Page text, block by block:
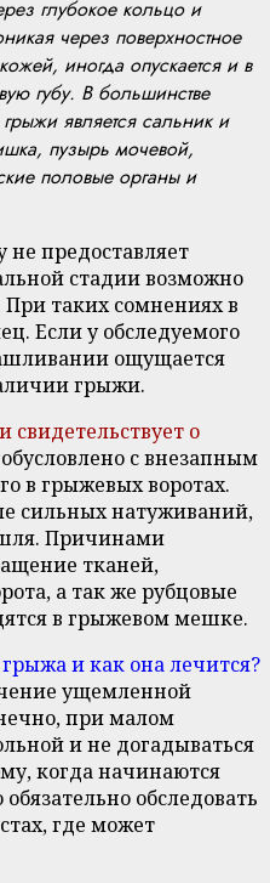
глубокое кольцо и
через поверхностное
иногда опускается и в
губу. В большинстве
является сальник и
пузырь мочевой,
половые органы и
не предоставляет
стадии возможно
таких сомнениях в
Если у обследуемого
ощущается
грыжи.
о
с внезапным
в грыжевых воротах.
сильных натуживаний,
Причинами
тканей,
а так же рубцовые
в грыжевом мешке.
ущемленной
при малом
и не догадываться
когда начинаются
обследовать
где может